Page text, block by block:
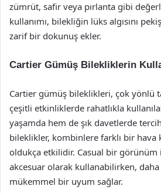
zümrüt, safir veya pırlanta gibi
kullanımı, bilekliğin lüks algısını
zarif bir dokunuş ekler.
Cartier Gümüş Bilekliklerin
Cartier gümüş bileklikleri, çok yönlü
çeşitli etkinliklerde rahatlıkla
yaşamda hem de şık davetlerde
bileklikler, kombinlere farklı bir hava
oldukça etkilidir. Casual bir
akcesuar olarak kullanabilirken, daha
mükemmel bir uyum sağlar.